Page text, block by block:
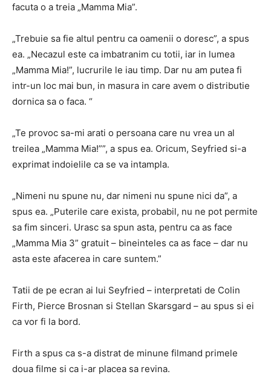
facuta o a treia „Mamma Mia”.
„Trebuie sa fie altul pentru ca oamenii o doresc”, a spus
ea. „Necazul este ca imbatranim cu totii, iar in lumea
„Mamma Mia!”, lucrurile le iau timp. Dar nu am putea fi
intr-un loc mai bun, in masura in care avem o distributie
dornica sa o faca. “
„Te provoc sa-mi arati o persoana care nu vrea un al
treilea „Mamma Mia!””, a spus ea. Oricum, Seyfried si-a
exprimat indoielile ca se va intampla.
„Nimeni nu spune nu, dar nimeni nu spune nici da”, a
spus ea. „Puterile care exista, probabil, nu ne pot permite
sa fim sinceri. Urasc sa spun asta, pentru ca as face
„Mamma Mia 3” gratuit – bineinteles ca as face – dar nu
asta este afacerea in care suntem.”
Tatii de pe ecran ai lui Seyfried – interpretati de Colin
Firth, Pierce Brosnan si Stellan Skarsgard – au spus si ei
ca vor fi la bord.
Firth a spus ca s-a distrat de minune filmand primele
doua filme si ca i-ar placea sa revina.